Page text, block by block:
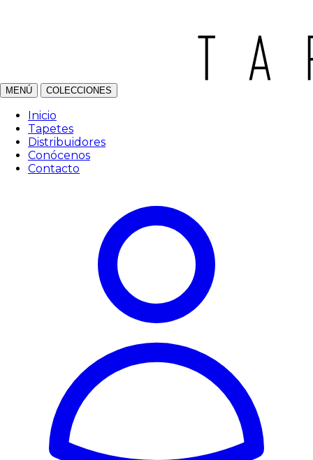
MENÚ COLECCIONES
Inicio
Tapetes
Distribuidores
Conócenos
Contacto